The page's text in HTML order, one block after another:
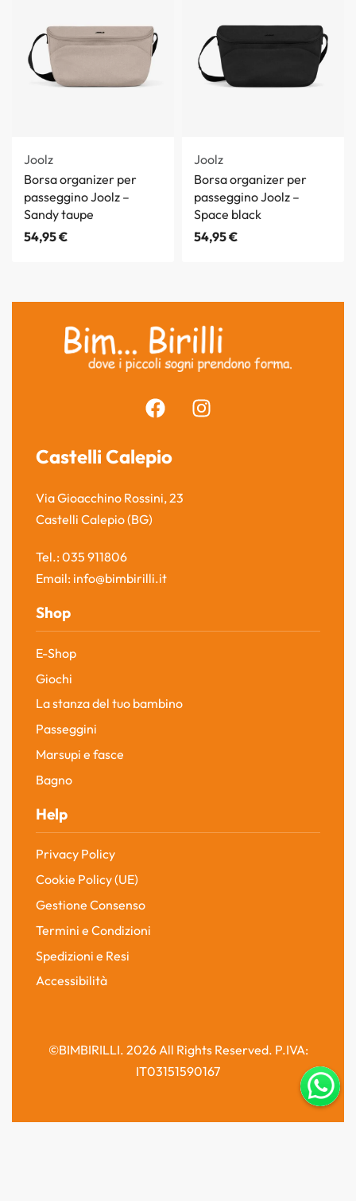
Joolz
Borsa organizer per
passeggino Joolz –
Sandy taupe
54,95€
Joolz
Borsa organizer per
passeggino Joolz –
Space black
54,95€
Castelli Calepio
Via Gioacchino Rossini, 23
Castelli Calepio (BG)
Tel.: 035 911806
Email: info@bimbirilli.it
Shop
E-Shop
Giochi
La stanza del tuo bambino
Passeggini
Marsupi e fasce
Bagno
Help
Privacy Policy
Cookie Policy (UE)
Gestione Consenso
Termini e Condizioni
Spedizioni e Resi
Accessibilità
©BIMBIRILLI. 2026 All Rights Reserved. P.IVA:
IT03151590167